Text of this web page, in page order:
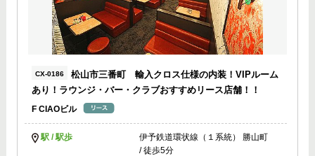
CX-0186
松山市三番町 輸入クロス仕様の内装！VIPルーム
あり！ラウンジ・バー・クラブおすすめリース店舗！！
F CIAOビル
駅 / 駅歩
伊予鉄道環状線（１系統） 勝山町
/ 徒歩5分